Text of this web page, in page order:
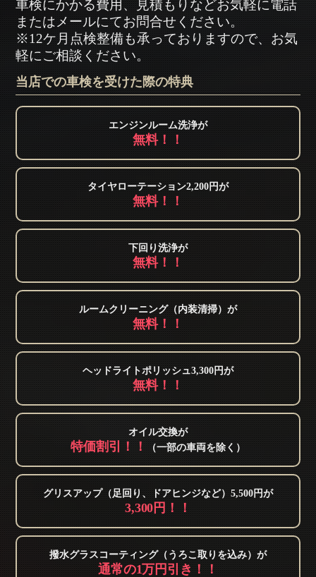
車検にかかる費用、見積もりなどお気軽に電話
またはメールにてお問合せください。
※12ケ月点検整備も承っておりますので、お気
軽にご相談ください。
当店での車検を受けた際の特典
エンジンルーム洗浄が
無料！！
タイヤローテーション2,200円が
無料！！
下回り洗浄が
無料！！
ルームクリーニング（内装清掃）が
無料！！
ヘッドライトポリッシュ3,300円が
無料！！
オイル交換が
特価割引！！ （一部の車両を除く）
グリスアップ（足回り、ドアヒンジなど）5,500円が
3,300円！！
撥水グラスコーティング（うろこ取りを込み）が
通常の1万円引き！！